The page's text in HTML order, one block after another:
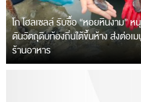
โก โฮลเซลล์ รับซื้อ “หอยหินงาม”
ดันวัตถุดิบท้องถิ่นใต้ขึ้นห้าง ส่งต่อเ
ร้านอาหาร